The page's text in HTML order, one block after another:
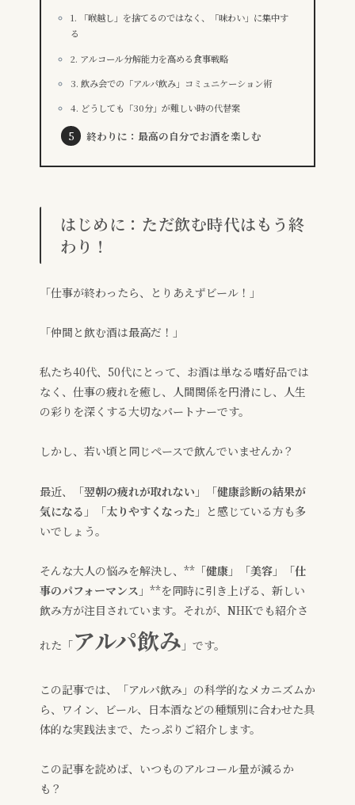
1. 「喉越し」を捨てるのではなく、「味わい」に集中す
る
2. アルコール分解能力を高める食事戦略
3. 飲み会での「アルパ飲み」コミュニケーション術
4. どうしても「30分」が難しい時の代替案
終わりに：最高の自分でお酒を楽しむ
はじめに：ただ飲む時代はもう終
わり！
「仕事が終わったら、とりあえずビール！」
「仲間と飲む酒は最高だ！」
私たち40代、50代にとって、お酒は単なる嗜好品では
なく、仕事の疲れを癒し、人間関係を円滑にし、人生
の彩りを深くする大切なパートナーです。
しかし、若い頃と同じペースで飲んでいませんか？
最近、「翌朝の疲れが取れない 」「健康診断の結果が
気になる 」「太りやすくなった 」と感じている方も多
いでしょう。
そんな大人の悩みを解決し、** 「健康」「美容」「仕
事のパフォーマンス」 **を同時に引き上げる、新しい
飲み方が注目されています。それが、NHKでも紹介さ
れた「アルパ飲み 」です。
この記事では、「アルパ飲み」の科学的なメカニズムか
ら、ワイン、ビール、日本酒などの種類別に合わせた具
体的な実践法まで、たっぷりご紹介します。
この記事を読めば、いつものアルコール量が減るか
も？